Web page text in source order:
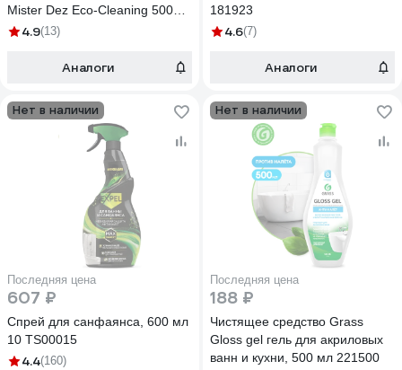
Mister Dez Eco-Cleaning 500
мл 1003
4.9(13)
Аналоги
181923
4.6(7)
Аналоги
Нет в наличии
Последняя цена
607 ₽
Спрей для санфаянса, 600 мл
10 TS00015
4.4(160)
Нет в наличии
Последняя цена
188 ₽
Чистящее средство Grass
Gloss gel гель для акриловых
ванн и кухни, 500 мл 221500